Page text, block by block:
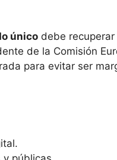
único debe
de la Comisión
para evitar ser